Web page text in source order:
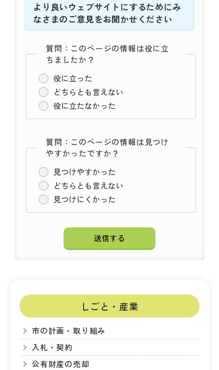
より良いウェブサイトにするためにみ
なさまのご意見をお聞かせください
質問：このページの情報は役に立
ちましたか？
役に立った
どちらとも言えない
役に立たなかった
質問：このページの情報は見つけ
やすかったですか？
見つけやすかった
どちらとも言えない
見つけにくかった
しごと・産業
市の計画・取り組み
入札・契約
公有財産の売却